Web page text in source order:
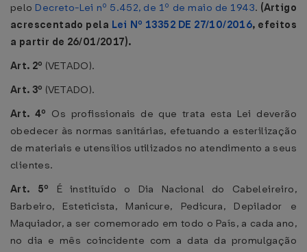
pelo Decreto-Lei nº 5.452, de 1º de maio de 1943. (Artigo
acrescentado pela Lei Nº 13352 DE 27/10/2016, efeitos
a partir de 26/01/2017).
Art. 2º (VETADO).
Art. 3º (VETADO).
Art. 4º Os profissionais de que trata esta Lei deverão
obedecer às normas sanitárias, efetuando a esterilização
de materiais e utensílios utilizados no atendimento a seus
clientes.
Art. 5º É instituído o Dia Nacional do Cabeleireiro,
Barbeiro, Esteticista, Manicure, Pedicura, Depilador e
Maquiador, a ser comemorado em todo o País, a cada ano,
no dia e mês coincidente com a data da promulgação